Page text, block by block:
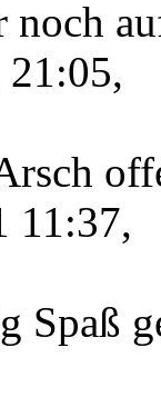
noch
21:05,
11:37,
Spaß